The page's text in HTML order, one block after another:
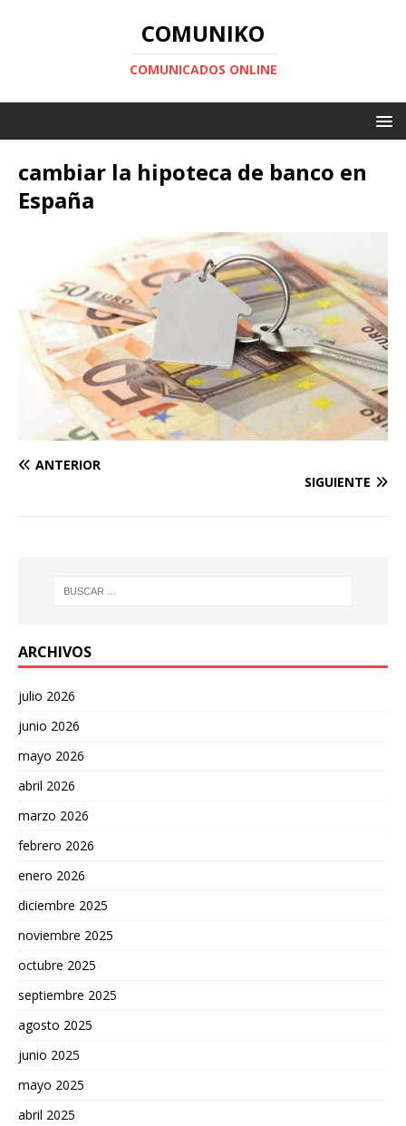
COMUNIKO
COMUNICADOS ONLINE
cambiar la hipoteca de banco en
España
ANTERIOR
SIGUIENTE
ARCHIVOS
julio 2026
junio 2026
mayo 2026
abril 2026
marzo 2026
febrero 2026
enero 2026
diciembre 2025
noviembre 2025
octubre 2025
septiembre 2025
agosto 2025
junio 2025
mayo 2025
abril 2025